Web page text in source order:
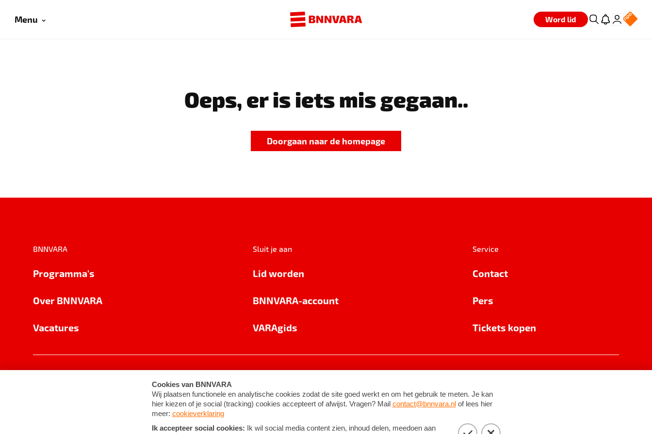
Menu Word lid
Oeps, er is iets mis gegaan..
Doorgaan naar de homepage
BNNVARA
Programma's
Over BNNVARA
Vacatures
Sluit je aan
Lid worden
BNNVARA-account
VARAgids
Service
Contact
Pers
Tickets kopen
Cookie-instellingen Algemene voorwaarden ©2026BNNVARA